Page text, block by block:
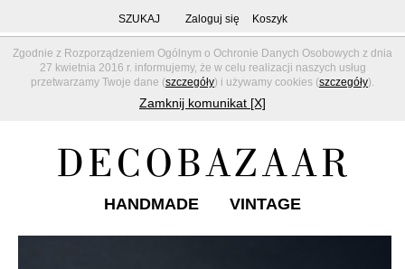
Zgodnie z Rozporządzeniem Ogólnym o Ochronie Danych Osobowych z dnia
27 kwietnia 2016 r. informujemy, że w celu realizacji naszych usług
przetwarzamy Twoje dane (szczegóły) i używamy cookies (szczegóły).
Zamknij komunikat [X]
SZUKAJ Zaloguj się Koszyk
HANDMADE VINTAGE